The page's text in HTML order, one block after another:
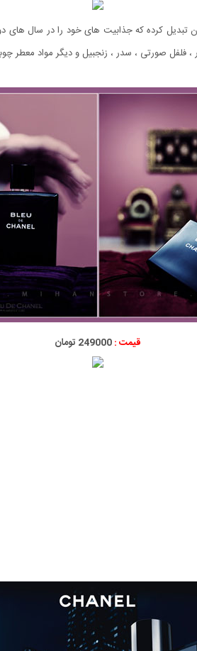
تبدیل کرده که جذابیت های خود را در سال
، فلفل صورتی ، سدر ، زنجبیل و دیگر مواد معطر
قیمت :249000 تومان